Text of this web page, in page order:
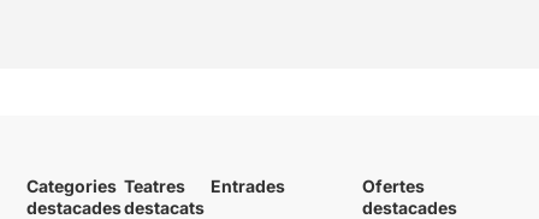
Categories
destacades
Teatres
destacats
Entrades
Ofertes
destacades